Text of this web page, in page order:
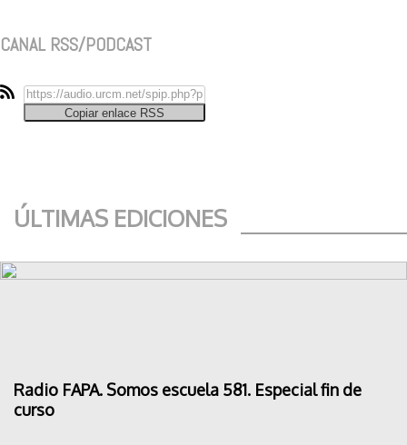
CANAL RSS/PODCAST
Copiar enlace RSS
ÚLTIMAS EDICIONES
Radio FAPA. Somos escuela 581. Especial fin de
curso